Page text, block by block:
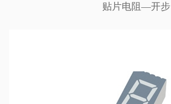
贴片电阻—开步